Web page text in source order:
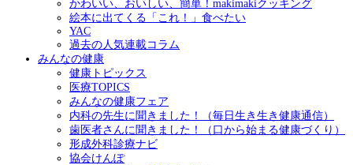
かわいい、おいしい、簡単！makimakiクッキング
絵本に出てくる「これ！」食べたい
YAC
過去の人気連載コラム
みんなの健康
健康トピックス
医療TOPICS
みんなの健康フェア
内科の先生に聞きました！（毎日生き生き健康通信）
歯医者さんに聞きました！（口から始まる健康づくり）
形成外科診療ナビ
協会けんぽ